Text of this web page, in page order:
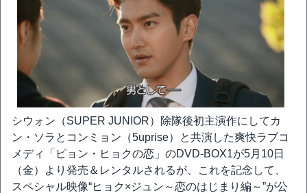
シウォン（SUPER JUNIOR）除隊後初主演作にしてカ
ン・ソラとコンミョン（5uprise）と共演した爽快ラブコ
メディ「ピョン・ヒョクの恋」のDVD-BOX1が5月10日
（金）より発売＆レンタルされるが、これを記念して、
スペシャル映像“ヒョク×ジュン～恋のはじまり編～”が公